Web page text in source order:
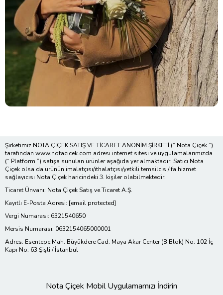
Şirketimiz NOTA ÇİÇEK SATIŞ VE TİCARET ANONİM ŞİRKETİ (“ Nota Çiçek ”)
tarafından www.notacicek.com adresi internet sitesi ve uygulamalarımızda
(“ Platform ”) satışa sunulan ürünler aşağıda yer almaktadır. Satıcı Nota
Çiçek olsa da ürünün imalatçısı/ithalatçısı/yetkili temsilcisi/ifa hizmet
sağlayıcısı Nota Çiçek haricindeki 3. kişiler olabilmektedir.
Ticaret Ünvanı: Nota Çiçek Satış ve Ticaret A.Ş.
Kayıtlı E-Posta Adresi: [email protected]
Vergi Numarası: 6321540650
Mersis Numarası: 0632154065000001
Adres: Esentepe Mah. Büyükdere Cad. Maya Akar Center (B Blok) No: 102 İç
Kapı No: 63 Şişli / İstanbul
Nota Çiçek Mobil Uygulamamızı İndirin